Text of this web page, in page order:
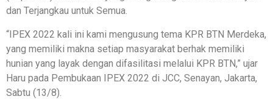
dan Terjangkau untuk Semua.
“IPEX 2022 kali ini kami mengusung tema KPR BTN Merdeka,
yang memiliki makna setiap masyarakat berhak memiliki
hunian yang layak dengan difasilitasi melalui KPR BTN,” ujar
Haru pada Pembukaan IPEX 2022 di JCC, Senayan, Jakarta,
Sabtu (13/8).